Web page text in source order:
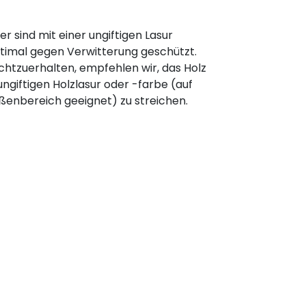
sind mit einer ungiftigen Lasur
gegen Verwitterung geschützt.
empfehlen wir, das Holz
Holzlasur oder -farbe (auf
geeignet) zu streichen.